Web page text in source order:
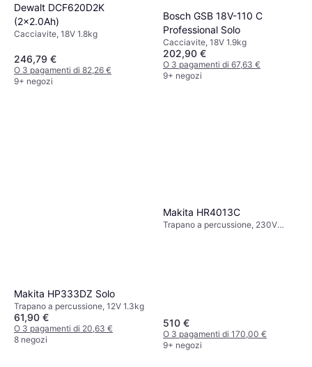
Dewalt DCF620D2K
(2x2.0Ah)
Cacciavite, 18V 1.8kg
246,79 €
O 3 pagamenti di 82,26 €
9+ negozi
Bosch GSB 18V-110 C
Professional Solo
Cacciavite, 18V 1.9kg
202,90 €
O 3 pagamenti di 67,63 €
9+ negozi
Makita HP333DZ Solo
Trapano a percussione, 12V 1.3kg
61,90 €
O 3 pagamenti di 20,63 €
8 negozi
Makita HR4013C
Trapano a percussione, 230V
510 €
O 3 pagamenti di 170,00 €
9+ negozi